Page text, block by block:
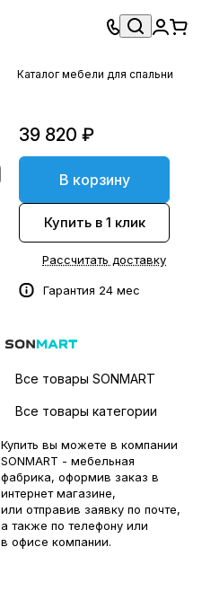
Каталог мебели для спальни
39 820 ₽
В корзину
Купить в 1 клик
Рассчитать доставку
Гарантия 24 мес
Все товары SONMART
Все товары категории
Купить вы можете в компании
SONMART - мебельная
фабрика, оформив заказ в
интернет магазине,
или отправив заявку по почте,
а также по телефону или
в офисе компании.